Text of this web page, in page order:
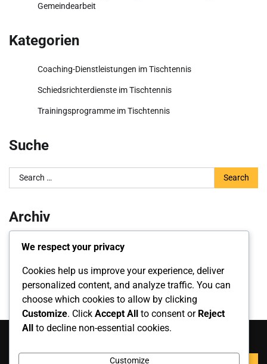
Gemeindearbeit
Kategorien
Coaching-Dienstleistungen im Tischtennis
Schiedsrichterdienste im Tischtennis
Trainingsprogramme im Tischtennis
Suche
Search
for:
Archiv
February 2026
January 2026
Suche
We respect your privacy
Cookies help us improve your experience, deliver
personalized content, and analyze traffic. You can
choose which cookies to allow by clicking
Customize. Click Accept All to consent or Reject
All to decline non-essential cookies.
Customize